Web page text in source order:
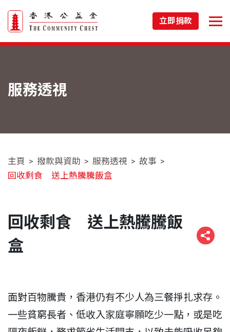
立即捐款
服務透視
主頁 撥款與資助 服務透視
故事
回收剩食 送上熱騰騰飯盒
回收剩食 送上熱騰騰飯
盒
面對百物騰貴，香港仍有不少人為三餐掙扎求存。
一些貧窮長者、低收入家庭寧願吃少一點，或是吃